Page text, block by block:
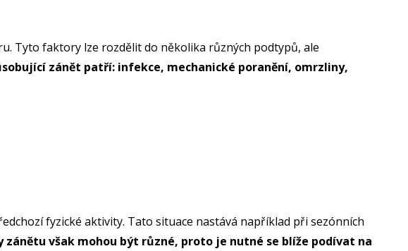
Tyto faktory lze rozdělit do několika různých podtypů, ale
zánět patří: infekce, mechanické poranění, omrzliny,
fyzické aktivity. Tato situace nastává například při sezónních
zánětu však mohou být různé, proto je nutné se blíže podívat na